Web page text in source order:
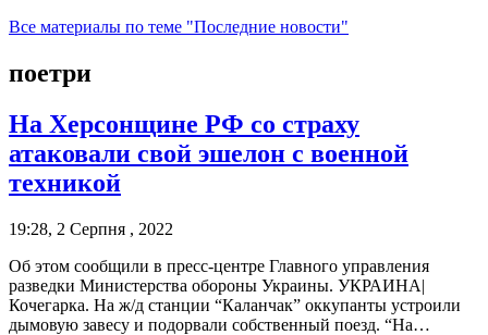
Все материалы по теме "Последние новости"
поетри
На Херсонщине РФ со страху
атаковали свой эшелон с военной
техникой
19:28, 2 Серпня , 2022
Об этом сообщили в пресс-центре Главного управления
разведки Министерства обороны Украины. УКРАИНА|
Кочегарка. На ж/д станции “Каланчак” оккупанты устроили
дымовую завесу и подорвали собственный поезд. “На…